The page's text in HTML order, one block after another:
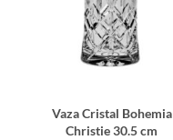
Vaza Cristal Bohemia
Christie 30.5 cm